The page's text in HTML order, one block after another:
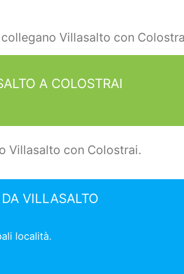
Villasalto con
A COLOSTRAI
Villasalto con Colostrai.
VILLASALTO
località.